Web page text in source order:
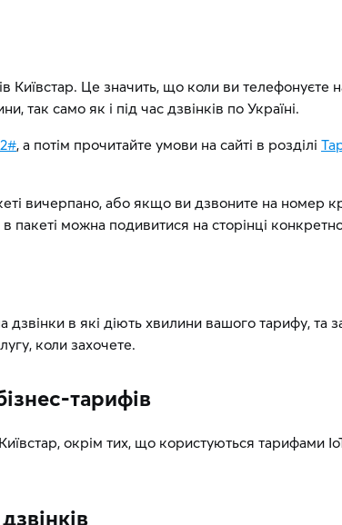
Київстар. Це значить, що коли ви телефонуєте
так само як і під час дзвінків по Україні.
, а потім прочитайте умови на сайті в розділі
вичерпано, або якщо ви дзвоните на номер
пакеті можна подивитися на сторінці
в які діють хвилини вашого тарифу, та
коли захочете.
тарифів
окрім тих, що користуються тарифами